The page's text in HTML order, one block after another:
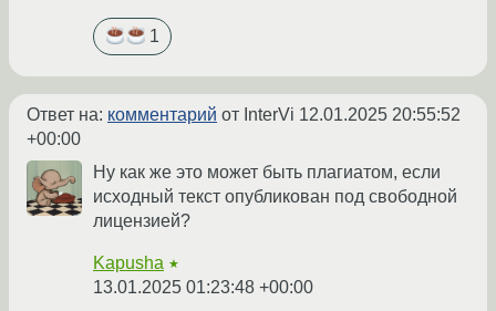
1
Ответ на: комментарий от InterVi 12.01.2025 20:55:52
+00:00
Ну как же это может быть плагиатом, если
исходный текст опубликован под свободной
лицензией?
Kapusha ★
13.01.2025 01:23:48 +00:00